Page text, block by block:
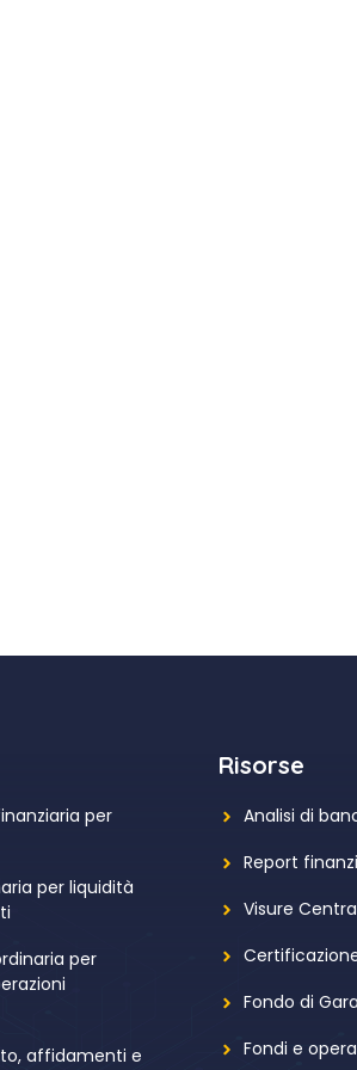
per
per liquidità
per
affidamenti e
Risorse
Analisi di
Report
Visure
Fondo di
Fondi e